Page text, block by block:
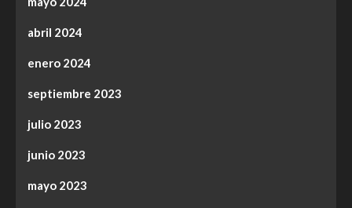
abril 2024
enero 2024
septiembre 2023
julio 2023
junio 2023
mayo 2023